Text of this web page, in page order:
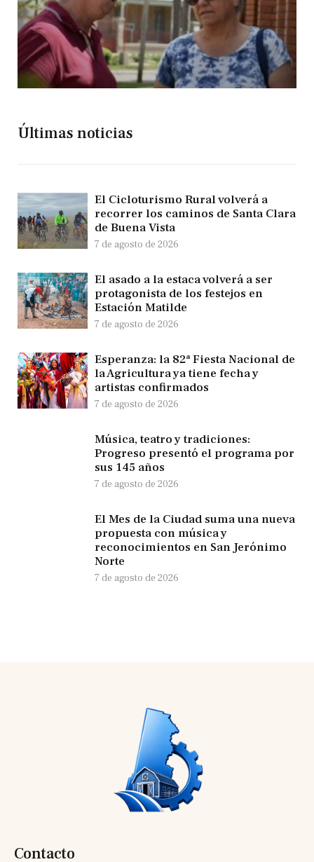
Últimas noticias
El Cicloturismo Rural volverá a
recorrer los caminos de Santa Clara
de Buena Vista
7 de agosto de 2026
El asado a la estaca volverá a ser
protagonista de los festejos en
Estación Matilde
7 de agosto de 2026
Esperanza: la 82ª Fiesta Nacional de
la Agricultura ya tiene fecha y
artistas confirmados
7 de agosto de 2026
Música, teatro y tradiciones:
Progreso presentó el programa por
sus 145 años
7 de agosto de 2026
El Mes de la Ciudad suma una nueva
propuesta con música y
reconocimientos en San Jerónimo
Norte
7 de agosto de 2026
Contacto